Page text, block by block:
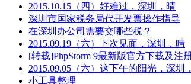
2015.10.15（四）好难过，深圳，晴
深圳市国家税务局代开发票操作指导
在深圳办公司需要交哪些税？
2015.09.19（六）下次见面，深圳，晴
[转载]PhpStorm 9最新版官方下载及注
2015.09.05（六）这下午的阳光，深圳
小工具整理